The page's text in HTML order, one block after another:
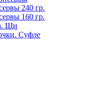
240 гр.
160 гр.
Щи
Суфле